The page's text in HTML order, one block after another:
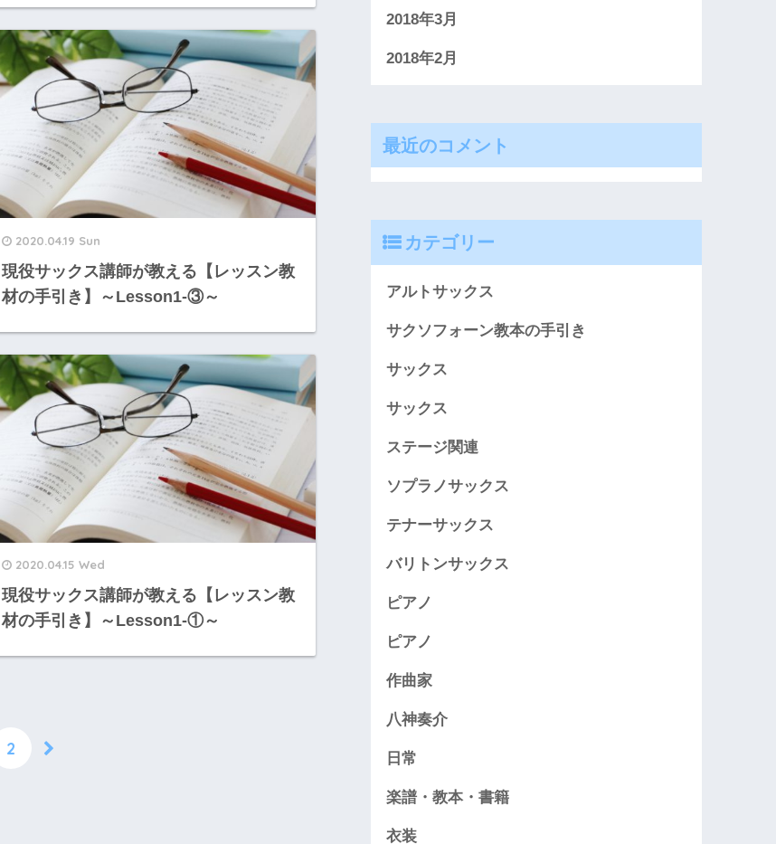
2020.04.19 Sun
現役サックス講師が教える【レッスン教
材の手引き】～Lesson1-③～
2020.04.15 Wed
現役サックス講師が教える【レッスン教
材の手引き】～Lesson1-①～
2
2018年3月
2018年2月
最近のコメント
カテゴリー
アルトサックス
サクソフォーン教本の手引き
サックス
サックス
ステージ関連
ソプラノサックス
テナーサックス
バリトンサックス
ピアノ
ピアノ
作曲家
八神奏介
日常
楽譜・教本・書籍
衣装